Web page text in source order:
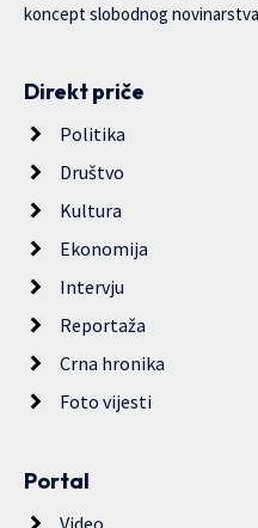
koncept slobodnog
Direkt priče
Politika
Društvo
Kultura
Ekonomija
Intervju
Reportaža
Crna hronika
Foto vijesti
Portal
Video